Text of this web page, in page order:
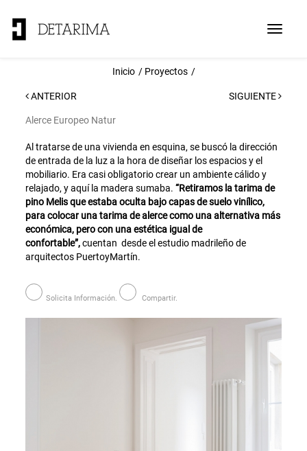
Toggle
Inicio Proyectos
ANTERIOR SIGUIENTE
Alerce Europeo Natur
Al tratarse de una vivienda en esquina, se buscó la dirección
de entrada de la luz a la hora de diseñar los espacios y el
mobiliario. Era casi obligatorio crear un ambiente cálido y
relajado, y aquí la madera sumaba.“Retiramos la tarima de
pino Melis que estaba oculta bajo capas de suelo vinílico,
para colocar una tarima de alerce como una alternativa más
económica, pero con una estética igual de
confortable”,cuentan desde el estudio madrileño de
arquitectos PuertoyMartín.
Solicita Información. Compartir.